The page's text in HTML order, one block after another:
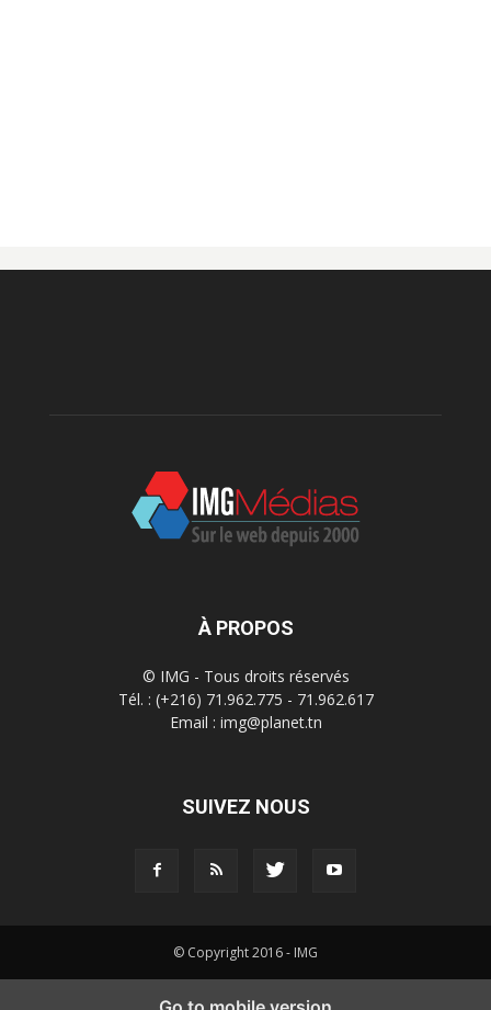
À PROPOS
© IMG - Tous droits réservés
Tél. : (+216) 71.962.775 - 71.962.617
Email : img@planet.tn
SUIVEZ NOUS
© Copyright 2016 - IMG